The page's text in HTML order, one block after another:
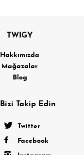
TWIGY
Hakkımızda
Mağazalar
Blog
Bizi Takip Edin
Twitter
Facebook